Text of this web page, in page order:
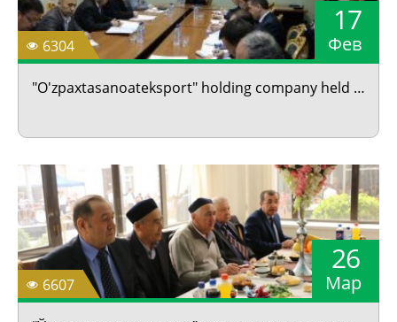
6304
17
Фев
"O'zpaxtasanoateksport" holding company held a meeting of the Scientific and Technical Council
6607
26
Мар